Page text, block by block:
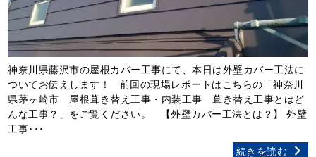
神奈川県藤沢市の屋根カバー工事にて、本日は外壁カバー工法に
ついてお伝えします！ 前回の現場レポートはこちらの「神奈川
県茅ヶ崎市 屋根葺き替え工事・内装工事 葺き替え工事とはど
んな工事？」をご覧ください。 【外壁カバー工法とは？】 外壁
工事･･･
続きを読む